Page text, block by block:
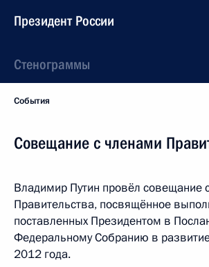
Президент России
Стенограммы
События
Совещание с членами
Владимир Путин провёл совещание
Правительства, посвящённое
поставленных Президентом в
Федеральному Собранию в
2012 года.